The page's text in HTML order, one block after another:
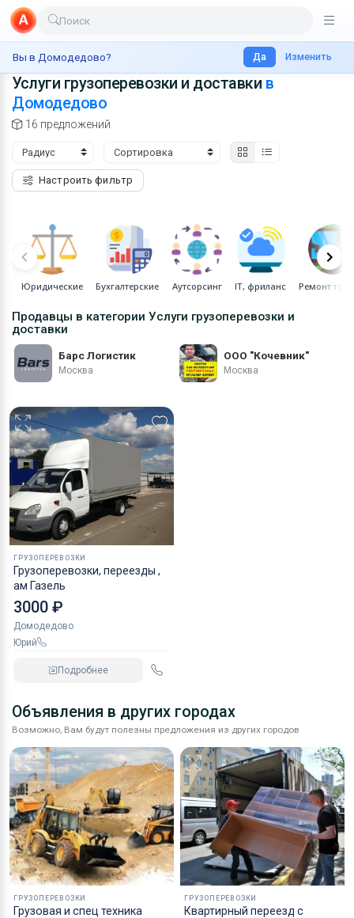
Поиск
Вы в Домодедово? Да Изменить
Главная Россия Грузоперевозки
Услуги грузоперевозки и доставки в
Домодедово
16 предложений
Настроить фильтр
Юридические Бухгалтерские Аутсорсинг IT, фриланс Ремонт
Продавцы в категории Услуги грузоперевозки и
доставки
Барс Логистик
Москва
ООО "Кочевник"
Москва
ГРУЗОПЕРЕВОЗКИ
Грузоперевозки, переезды ,
ам Газель
3000 ₽
Домодедово
Юрий
Подробнее
Объявления в других городах
Возможно, Вам будут полезны предложения из других городов
ГРУЗОПЕРЕВОЗКИ
Грузовая и спец техника
ГРУЗОПЕРЕВОЗКИ
Квартирный переезд с
Доставка еды
Транспорт
Личные вещи
Электроника
Все для дома
Хобби и отдых
Животные
Оборудование
Материалы